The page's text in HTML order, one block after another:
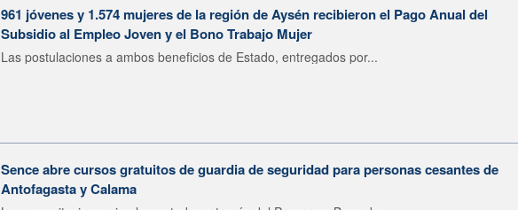
961 jóvenes y 1.574 mujeres de la región de Aysén recibieron el Pago Anual del
Subsidio al Empleo Joven y el Bono Trabajo Mujer
Las postulaciones a ambos beneficios de Estado, entregados por...
Sence abre cursos gratuitos de guardia de seguridad para personas cesantes de
Antofagasta y Calama